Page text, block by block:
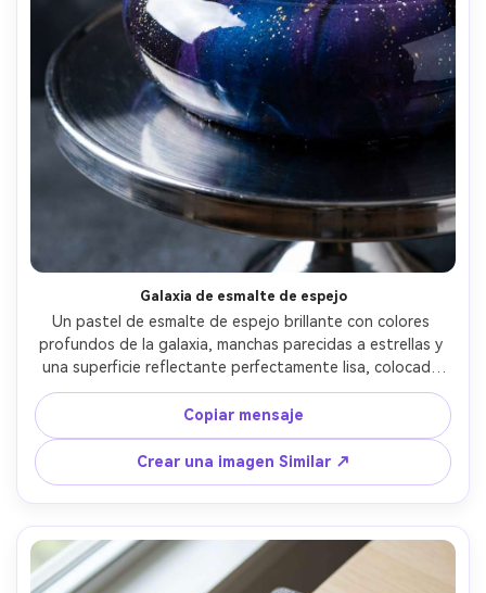
Galaxia de esmalte de espejo
Un pastel de esmalte de espejo brillante con colores
profundos de la galaxia, manchas parecidas a estrellas y
una superficie reflectante perfectamente lisa, colocado
sobre una plataforma giratoria cromada, fondo de
estudio oscuro, luz clave dura con reflejos controlados,
tomado en Nikon D850, 105mm macro, f/8, ultra nítido,
fotografía comercial de postre de alta gama, detalle
hiperreal- -ar 4:5
Copiar mensaje
Crear una imagen Similar ↗
Crea imágenes IA
ilimitadas. 100 %
gratis!
Empieza Gratis→